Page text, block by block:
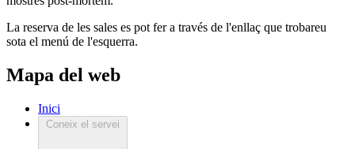
La reserva de les sales es pot fer a través de l'enllaç que trobareu
sota el menú de l'esquerra.
Mapa del web
Inici
Coneix el servei